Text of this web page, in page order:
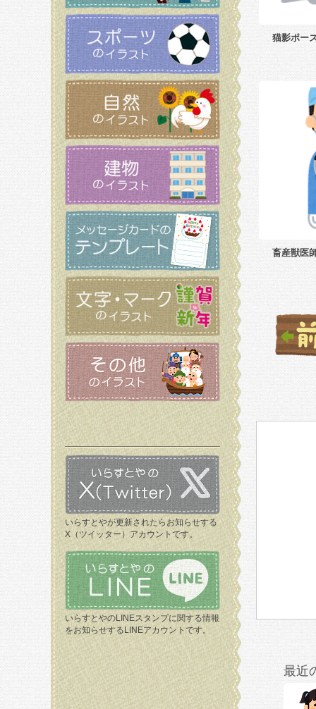
いらすとやが更新されたらお知らせする
X（ツイッター）アカウントです。
いらすとやのLINEスタンプに関する情報
をお知らせするLINEアカウントです。
猫影ポー
畜産獣医
最近